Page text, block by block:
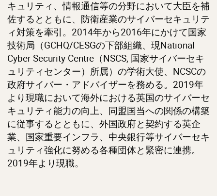
キュリティ、情報通信等の分野において大臣を補
佐するとともに、防衛産業のサイバーセキュリテ
ィ対策を牽引。2014年から2016年にかけて国家
技術局（GCHQ/CESGの下部組織、現National
Cyber Security Centre（NSCS, 国家サイバーセキ
ュリティセンター）所属）の学術大使、NCSCの
政府サイバー・アドバイザーを務める。2019年
より現職において海外における英国のサイバーセ
キュリティ能力の向上、同盟国当への関係の構築
に従事するとともに、外国政府と契約する英企
業、国家重要インフラ、中央銀行等サイバーセキ
ュリティ強化に努める各種団体と緊密に連携。
2019年より現職。